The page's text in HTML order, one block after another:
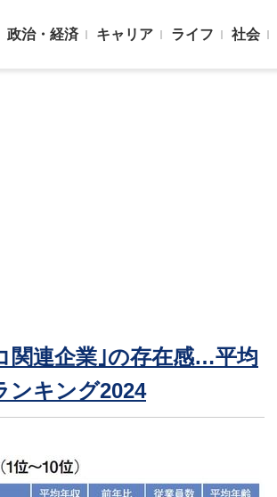
政治・経済 キャリア ライフ 社会
関連企業｣の存在感…平均
ンキング2024